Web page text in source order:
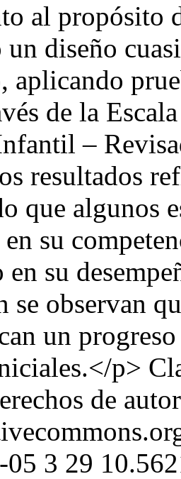
al propósito
diseño
aplicando
de la
–
resultados
que algunos
su
su
se observan
un
p>
de
05 3 29